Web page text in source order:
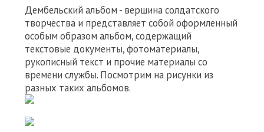
Дембельский альбом - вершина солдатского
творчества и представляет собой оформленный
особым образом альбом, содержащий
текстовые документы, фотоматериалы,
рукописный текст и прочие материалы со
времени службы. Посмотрим на рисунки из
разных таких альбомов.